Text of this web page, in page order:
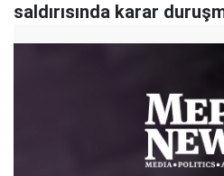
saldırısında karar